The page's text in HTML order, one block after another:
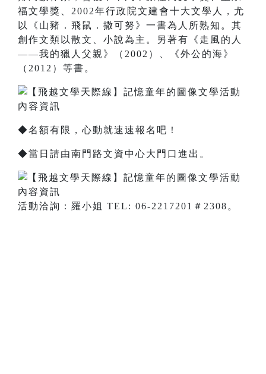
福文學獎、2002年行政院文建會十大文學人，尤
以《山豬．飛鼠．撒可努》一書為人所熟知。其
創作文類以散文、小說為主。另著有《走風的人
——我的獵人父親》（2002）、《外公的海》
（2012）等書。
​◆名額有限，心動就速速報名吧！
◆當日請由南門路文資中心大門口進出。
活動洽詢：羅小姐 TEL: 06-2217201＃2308。